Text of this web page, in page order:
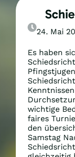
24. Mai
Es haben
wichtige
faires
den
Samstag